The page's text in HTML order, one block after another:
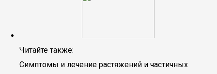
Читайте также:
Симптомы и лечение растяжений и частичных